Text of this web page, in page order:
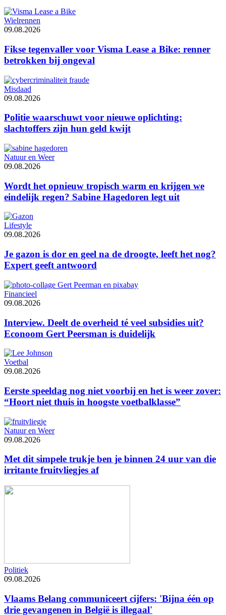
Wielrennen
09.08.2026
Fikse tegenvaller voor Visma Lease a Bike: renner
betrokken bij ongeval
Misdaad
09.08.2026
Politie waarschuwt voor nieuwe oplichting:
slachtoffers zijn hun geld kwijt
Natuur en Weer
09.08.2026
Wordt het opnieuw tropisch warm en krijgen we
eindelijk regen? Sabine Hagedoren legt uit
Lifestyle
09.08.2026
Je gazon is dor en geel na de droogte, leeft het nog?
Expert geeft antwoord
Financieel
09.08.2026
Interview. Deelt de overheid té veel subsidies uit?
Econoom Gert Peersman is duidelijk
Voetbal
09.08.2026
Eerste speeldag nog niet voorbij en het is weer zover:
“Hoort niet thuis in hoogste voetbalklasse”
Natuur en Weer
09.08.2026
Met dit simpele trukje ben je binnen 24 uur van die
irritante fruitvliegjes af
Politiek
09.08.2026
Vlaams Belang communiceert cijfers: 'Bijna één op
drie gevangenen in België is illegaal'